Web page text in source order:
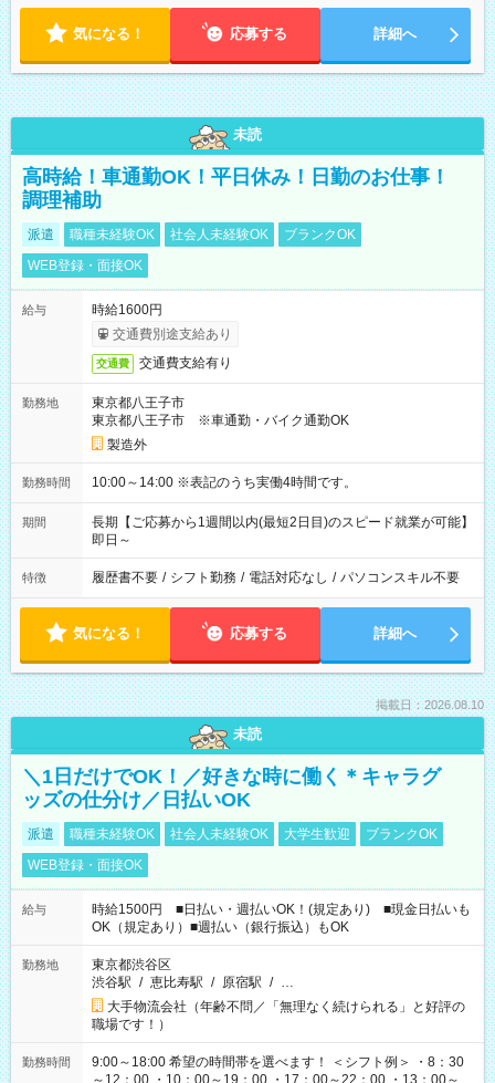
気になる！ 応募する 詳細へ
未読
高時給！車通勤OK！平日休み！日勤のお仕事！
調理補助
派遣 職種未経験OK 社会人未経験OK
ブランクOK
WEB登録・面接OK
給与
時給1600円
交通費別途支給あり
交通費 交通費支給有り
勤務地
東京都八王子市
東京都八王子市 ※車通勤・バイク通勤OK
製造外
勤務時間 10:00～14:00 ※表記のうち実働4時間です。
期間
長期【ご応募から1週間以内(最短2日目)のスピード就業が可能】
即日～
特徴 履歴書不要 / シフト勤務 / 電話対応なし / パソコンスキル不要
気になる！ 応募する 詳細へ
掲載日：2026.08.10
未読
＼1日だけでOK！／好きな時に働く＊キャラグ
ッズの仕分け／日払いOK
派遣 職種未経験OK 社会人未経験OK 大学生歓迎
ブランクOK
WEB登録・面接OK
給与
時給1500円 ■日払い・週払いOK！(規定あり) ■現金日払いも
OK（規定あり）■週払い（銀行振込）もOK
勤務地
東京都渋谷区
渋谷駅 / 恵比寿駅 / 原宿駅 / …
大手物流会社（年齢不問／「無理なく続けられる」と好評の
職場です！）
勤務時間
9:00～18:00 希望の時間帯を選べます！ ＜シフト例＞ ・8：30
～12：00 ・10：00～19：00 ・17：00～22：00 ・13：00～